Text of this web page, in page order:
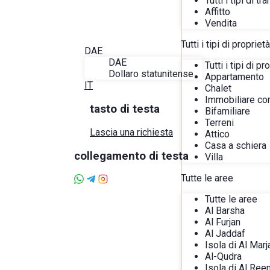
DAE
DAE
Dollaro statunitense
IT
tasto di testa
Lascia una richiesta
collegamento di testa
Affitto
Vendita
Tutti i tipi di proprietà
Tutti i tipi di
Appartamento
Chalet
Immobiliare
Bifamiliare
Terreni
Attico
Casa a schiera
Villa
Tutte le aree
Tutte le aree
Al Barsha
Al Furjan
Al Jaddaf
Isola di Al
Al-Qudra